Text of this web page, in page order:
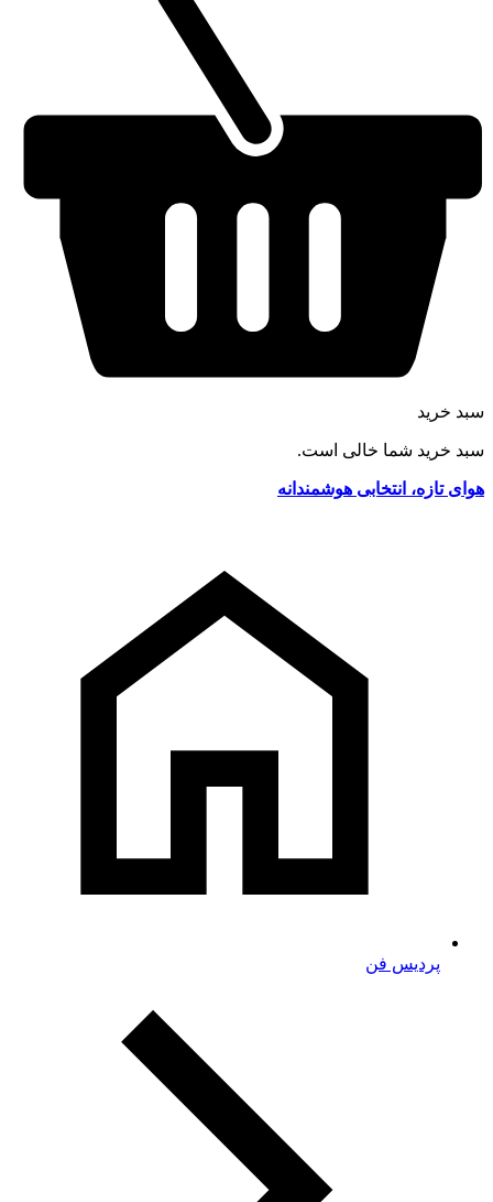
سبد خرید
سبد خرید شما خالی است.
هوای تازه، انتخابی هوشمندانه
پردیس فن